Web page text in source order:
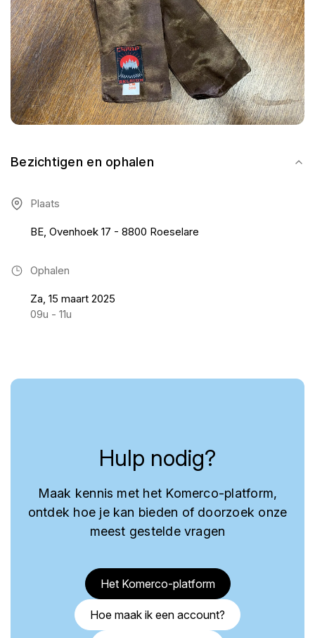
Bezichtigen en ophalen
Plaats
BE, Ovenhoek 17 - 8800 Roeselare
Ophalen
Za, 15 maart 2025
09u - 11u
Hulp nodig?
Maak kennis met het Komerco-platform,
ontdek hoe je kan bieden of doorzoek onze
meest gestelde vragen
Het Komerco-platform
Hoe maak ik een account?